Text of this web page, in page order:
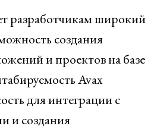
разработчикам широкий
создания
и проектов на базе
Avax
для интеграции с
и создания